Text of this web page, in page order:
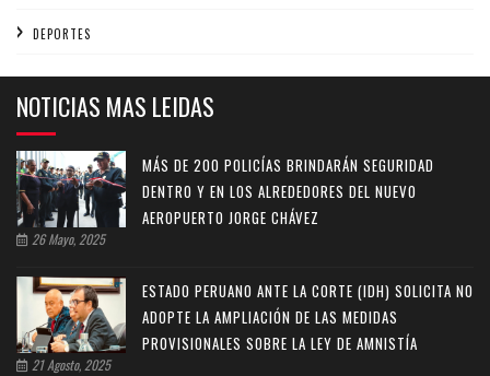
DEPORTES
NOTICIAS MAS LEIDAS
MÁS DE 200 POLICÍAS BRINDARÁN SEGURIDAD
DENTRO Y EN LOS ALREDEDORES DEL NUEVO
AEROPUERTO JORGE CHÁVEZ
26 Mayo, 2025
ESTADO PERUANO ANTE LA CORTE (IDH) SOLICITA NO
ADOPTE LA AMPLIACIÓN DE LAS MEDIDAS
PROVISIONALES SOBRE LA LEY DE AMNISTÍA
21 Agosto, 2025